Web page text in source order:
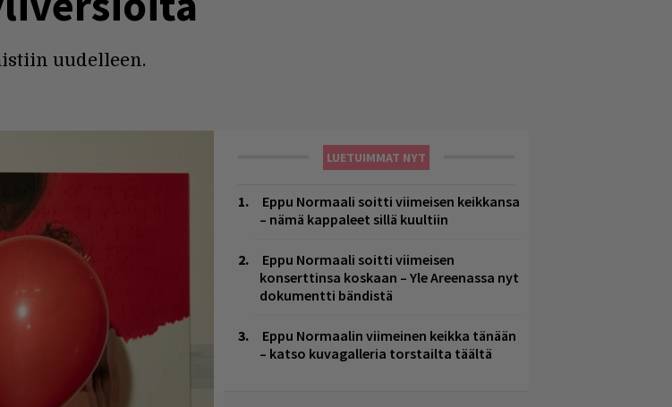
uudelleen.
LUETUIMMAT NYT
Eppu Normaali soitti viimeisen keikkansa
– nämä kappaleet sillä kuultiin
Eppu Normaali soitti viimeisen
konserttinsa koskaan – Yle Areenassa nyt
dokumentti bändistä
Eppu Normaalin viimeinen keikka tänään
– katso kuvagalleria torstailta täältä